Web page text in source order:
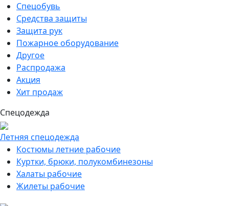
Спецобувь
Средства защиты
Защита рук
Пожарное оборудование
Другое
Распродажа
Акция
Хит продаж
Спецодежда
Летняя спецодежда
Костюмы летние рабочие
Куртки, брюки, полукомбинезоны
Халаты рабочие
Жилеты рабочие